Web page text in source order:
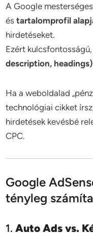
A Google
éstartalomprofil
hirdetéseket.
Ezért
description, headings)
Ha a weboldalad
technológiai cikket
hirdetések kevésbé
CPC.
Google
tényleg
1.Auto Ads vs.